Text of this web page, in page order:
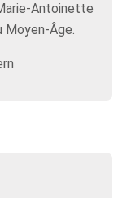
Antoinette
Moyen-Âge.